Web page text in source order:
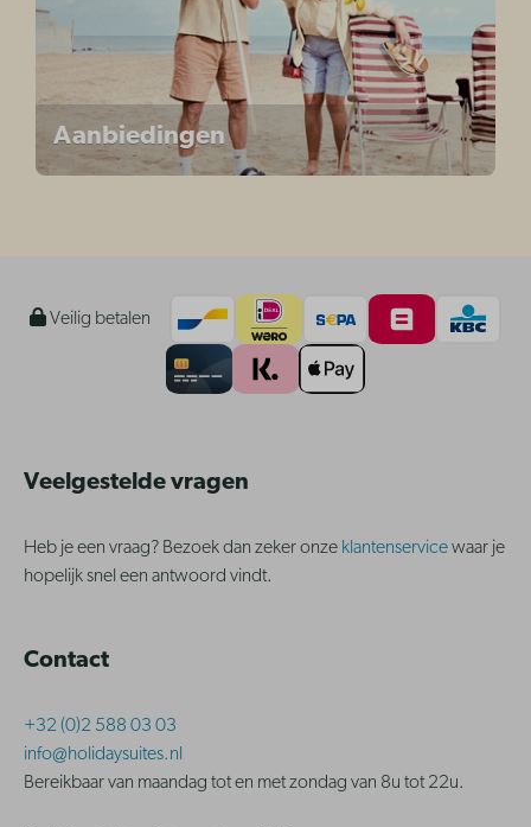
Aanbiedingen
Veilig betalen
Veelgestelde vragen
Heb je een vraag? Bezoek dan zeker onze klantenservicewaar je
hopelijk snel een antwoord vindt.
Contact
+32 (0)2 588 03 03
info@holidaysuites.nl
Bereikbaar van maandag tot en met zondag van 8u tot 22u.